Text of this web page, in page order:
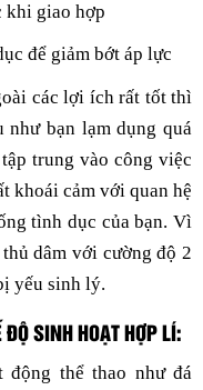
khi giao hợp
để giảm bớt áp lực
các lợi ích rất tốt thì
như bạn lạm dụng quá
trung vào công việc
khoái cảm với quan hệ
tình dục của bạn. Vì
dâm với cường độ 2
yếu sinh lý.
SINH HOẠT HỢP LÍ:
động thể thao như đá